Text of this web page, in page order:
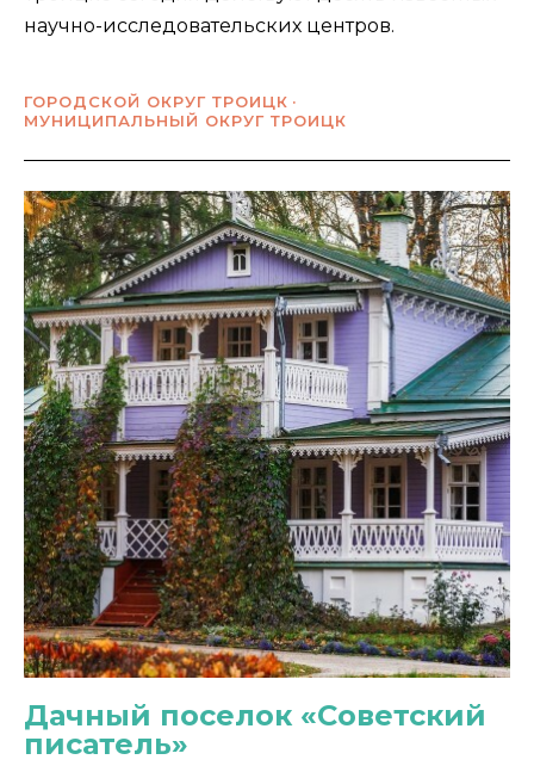
научно-исследовательских центров.
ГОРОДСКОЙ ОКРУГ ТРОИЦК
МУНИЦИПАЛЬНЫЙ ОКРУГ ТРОИЦК
Дачный поселок «Советский
писатель»